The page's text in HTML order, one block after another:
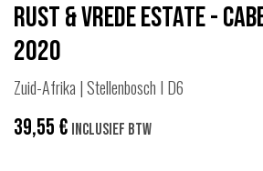
Rust & Vrede Estate -
2020
Zuid-Afrika | Stellenbosch I D6
39,55€ Inclusief btw